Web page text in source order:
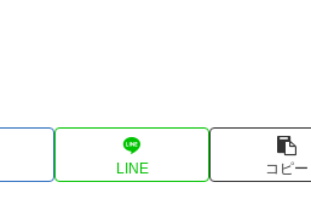
LINE コピー